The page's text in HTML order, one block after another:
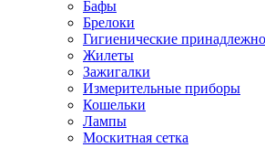
Бафы
Брелоки
Гигиенические
Жилеты
Зажигалки
Измерительные приборы
Кошельки
Лампы
Москитная сетка